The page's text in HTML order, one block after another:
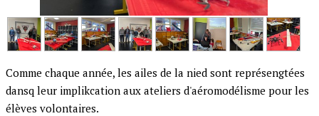
Comme chaque année, les ailes de la nied sont représengtées
dansq leur implikcation aux ateliers d'aéromodélisme pour les
élèves volontaires.